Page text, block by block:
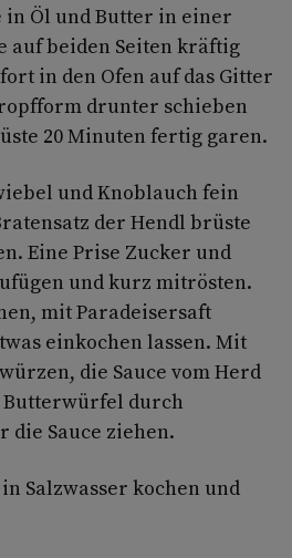
Öl und Butter in einer
auf beiden Seiten kräftig
in den Ofen auf das Gitter
drunter­ schieben
20 Minuten fertig garen.
und Knoblauch fein
der Hendl­ brüste
Eine Prise Zucker und
und kurz mitrösten.
mit Paradeisersaft
ein­kochen lassen. Mit
die Sauce vom Herd
Butterwürfel durch
die Sauce ziehen.
Salzwasser kochen und